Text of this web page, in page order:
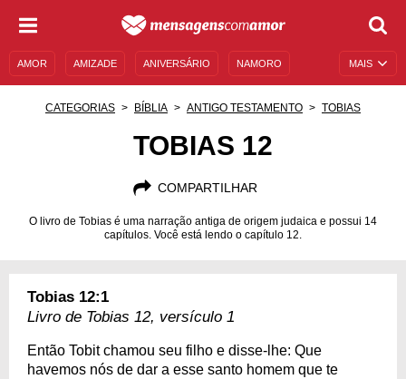
MAIS
AMOR AMIZADE ANIVERSÁRIO NAMORO
CATEGORIAS BÍBLIA ANTIGO TESTAMENTO TOBIAS
TOBIAS 12
COMPARTILHAR
O livro de Tobias é uma narração antiga de origem judaica e possui 14
capítulos. Você está lendo o capítulo 12.
Tobias 12:1
Livro de Tobias 12, versículo 1
Então Tobit chamou seu filho e disse-lhe: Que
havemos nós de dar a esse santo homem que te